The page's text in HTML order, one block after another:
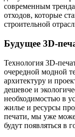
современным
отходов, которые
строительной
Будущее 3D-
Технология 3D-
очередной модной
архитектуру и
дешевое и
необходимостью в
жилье и ресурсы
печати, мы уже
будут появляться в